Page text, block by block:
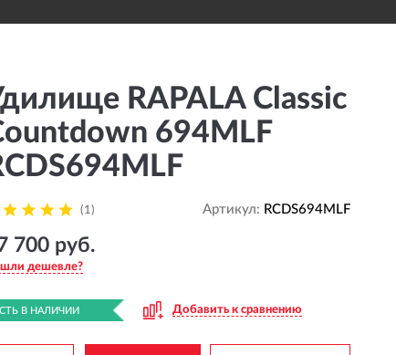
RAPALA Classic
694MLF
(1) Артикул: RCDS694MLF
700 руб.
дешевле?
В НАЛИЧИИ Добавить к сравнению